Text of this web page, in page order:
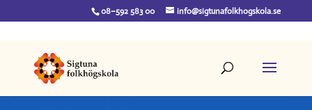
08–592 583 00 info@sigtunafolkhogskola.se